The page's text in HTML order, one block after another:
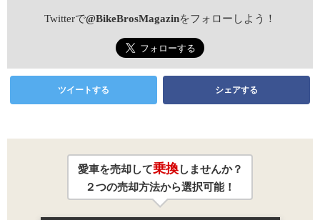
Twitterで@BikeBrosMagazinをフォローしよう！
ツイートする シェアする
愛車を売却して乗換しませんか？
２つの売却方法から選択可能！